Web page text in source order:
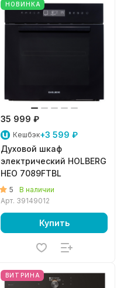
НОВИНКА
35 999 ₽
Кешбэк+3 599 ₽
Духовой шкаф
электрический HOLBERG
HEO 7089FTBL
5
В наличии
Арт. 39149012
Купить
ВИТРИНА